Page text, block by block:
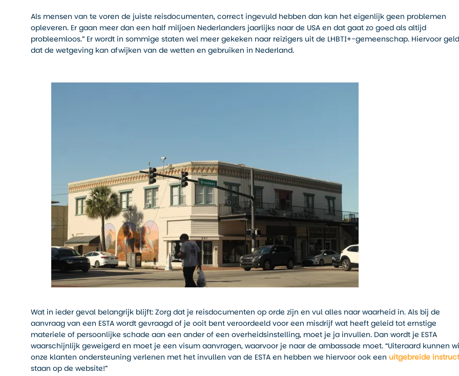
Als mensen van te voren de juiste reisdocumenten, correct ingevuld hebben dan kan het eigenlijk geen problemen
opleveren. Er gaan meer dan een half miljoen Nederlanders jaarlijks naar de USA en dat gaat zo goed als altijd
probleemloos.” Er wordt in sommige staten wel meer gekeken naar reizigers uit de LHBTI+-gemeenschap. Hiervoor
dat de wetgeving kan afwijken van de wetten en gebruiken in Nederland.
Wat in ieder geval belangrijk blijft: Zorg dat je reisdocumenten op orde zijn en vul alles naar waarheid in. Als bij de
aanvraag van een ESTA wordt gevraagd of je ooit bent veroordeeld voor een misdrijf wat heeft geleid tot ernstige
materiele of persoonlijke schade aan een ander of een overheidsinstelling, moet je ja invullen. Dan wordt je ESTA
waarschijnlijk geweigerd en moet je een visum aanvragen, waarvoor je naar de ambassade moet. “Uiteraard kunnen
onze klanten ondersteuning verlenen met het invullen van de ESTA en hebben we hiervoor ook een uitgebreide
staan op de website!”